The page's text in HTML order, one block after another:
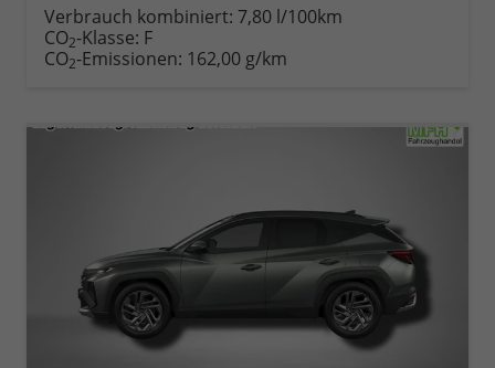
Verbrauch kombiniert: 7,80 l/100km
CO2-Klasse: F
CO2-Emissionen: 162,00 g/km